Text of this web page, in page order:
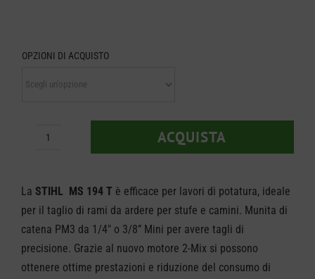
OPZIONI DI ACQUISTO
MS
194
T
quantità
ACQUISTA
La STIHL MS 194 T è efficace per lavori di potatura, ideale
per il taglio di rami da ardere per stufe e camini. Munita di
catena PM3 da 1/4″ o 3/8” Mini per avere tagli di
precisione. Grazie al nuovo motore 2-Mix si possono
ottenere ottime prestazioni e riduzione del consumo di